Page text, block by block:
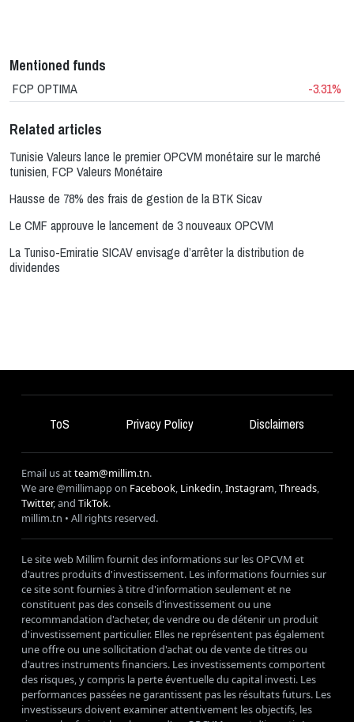
Mentioned funds
FCP OPTIMA -3.31%
Related articles
Tunisie Valeurs lance le premier OPCVM monétaire sur le marché
tunisien, FCP Valeurs Monétaire
Hausse de 78% des frais de gestion de la BTK Sicav
Le CMF approuve le lancement de 3 nouveaux OPCVM
La Tuniso-Emiratie SICAV envisage d’arrêter la distribution de
dividendes
ToS Privacy Policy Disclaimers
Email us atteam@millim.tn.
We are @millimapp on Facebook Linkedin Instagram Threads
Twitter, and TikTok.
millim.tn • All rights reserved.
Le site web Millim fournit des informations sur les OPCVM et
d'autres produits d'investissement. Les informations fournies sur
ce site sont fournies à titre d'information seulement et ne
constituent pas des conseils d'investissement ou une
recommandation d'acheter, de vendre ou de détenir un produit
d'investissement particulier. Elles ne représentent pas également
une offre ou une sollicitation d'achat ou de vente de titres ou
d'autres instruments financiers. Les investissements comportent
des risques, y compris la perte éventuelle du capital investi. Les
performances passées ne garantissent pas les résultats futurs. Les
investisseurs doivent examiner attentivement les objectifs, les